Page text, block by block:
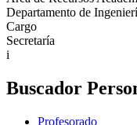
Departamento de
Cargo
Secretaría
i
Buscador
Profesorado